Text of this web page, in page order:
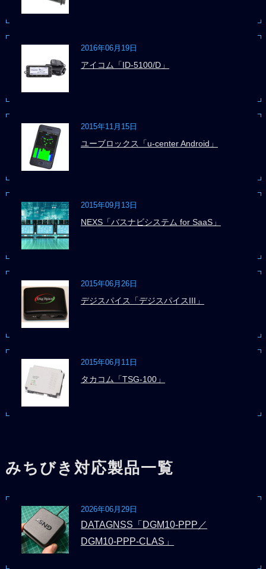
2016年06月19日
アイコム「ID-5100/D」
2015年11月15日
ユーブロックス「u-center Android」
2015年09月13日
NEXS「バスナビシステム for SaaS」
2015年06月26日
デジスパイス「デジスパイスIII」
2015年06月11日
タカコム「TSG-100」
みちびき対応製品一覧
2026年06月29日
DATAGNSS「DGM10-PPP／
DGM10-PPP-CLAS」